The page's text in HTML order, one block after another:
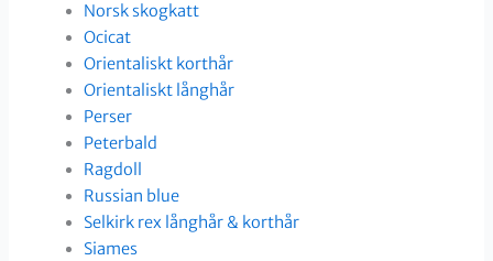
Norsk skogkatt
Ocicat
Orientaliskt korthår
Orientaliskt långhår
Perser
Peterbald
Ragdoll
Russian blue
Selkirk rex långhår & korthår
Siames